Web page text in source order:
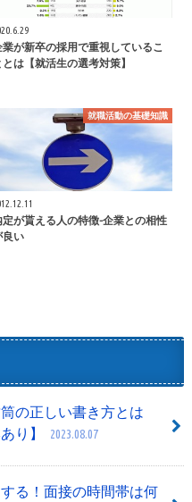
業が新卒の採用で重視しているこ
とは【就活生の選考対策】
就職活動の基礎知識
定が貰える人の特徴-企業との相性
良い
の正しい書き方とは
り】
2023.08.07
る！面接の時間帯は何